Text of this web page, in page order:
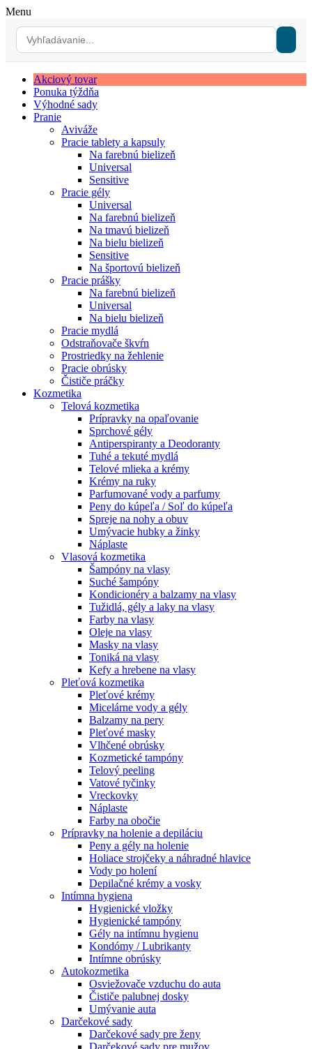
Menu
Akciový tovar
Ponuka týždňa
Výhodné sady
Pranie
Aviváže
Pracie tablety a kapsuly
Na farebnú bielizeň
Universal
Sensitive
Pracie gély
Universal
Na farebnú bielizeň
Na tmavú bielizeň
Na bielu bielizeň
Sensitive
Na športovú bielizeň
Pracie prášky
Na farebnú bielizeň
Universal
Na bielu bielizeň
Pracie mydlá
Odstraňovače škvŕn
Prostriedky na žehlenie
Pracie obrúsky
Čističe práčky
Kozmetika
Telová kozmetika
Prípravky na opaľovanie
Sprchové gély
Antiperspiranty a Deodoranty
Tuhé a tekuté mydlá
Telové mlieka a krémy
Krémy na ruky
Parfumované vody a parfumy
Peny do kúpeľa / Soľ do kúpeľa
Spreje na nohy a obuv
Umývacie hubky a žinky
Náplaste
Vlasová kozmetika
Šampóny na vlasy
Suché šampóny
Kondicionéry a balzamy na vlasy
Tužidlá, gély a laky na vlasy
Farby na vlasy
Oleje na vlasy
Masky na vlasy
Toniká na vlasy
Kefy a hrebene na vlasy
Pleťová kozmetika
Pleťové krémy
Micelárne vody a gély
Balzamy na pery
Pleťové masky
Vlhčené obrúsky
Kozmetické tampóny
Telový peeling
Vatové tyčinky
Vreckovky
Náplaste
Farby na obočie
Prípravky na holenie a depiláciu
Peny a gély na holenie
Holiace strojčeky a náhradné hlavice
Vody po holení
Depilačné krémy a vosky
Intímna hygiena
Hygienické vložky
Hygienické tampóny
Gély na intímnu hygienu
Kondómy / Lubrikanty
Intímne obrúsky
Autokozmetika
Osviežovače vzduchu do auta
Čističe palubnej dosky
Umývanie auta
Darčekové sady
Darčekové sady pre ženy
Darčekové sady pre mužov